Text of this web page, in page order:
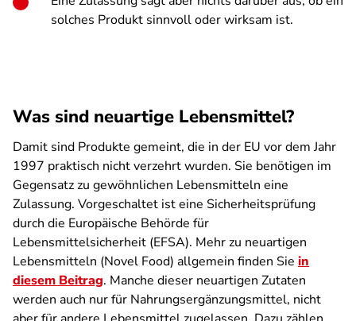
solches Produkt sinnvoll oder wirksam ist.
Was sind neuartige Lebensmittel?
Damit sind Produkte gemeint, die in der EU vor dem Jahr
1997 praktisch nicht verzehrt wurden. Sie benötigen im
Gegensatz zu gewöhnlichen Lebensmitteln eine
Zulassung. Vorgeschaltet ist eine Sicherheitsprüfung
durch die Europäische Behörde für
Lebensmittelsicherheit (EFSA). Mehr zu neuartigen
Lebensmitteln (Novel Food) allgemein finden Sie in
diesem Beitrag. Manche dieser neuartigen Zutaten
werden auch nur für Nahrungsergänzungsmittel, nicht